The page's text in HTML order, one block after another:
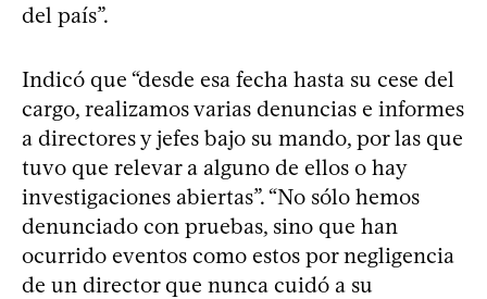
del país”.
Indicó que “desde esa fecha hasta su cese del
cargo, realizamos varias denuncias e informes
a directores y jefes bajo su mando, por las que
tuvo que relevar a alguno de ellos o hay
investigaciones abiertas”. “No sólo hemos
denunciado con pruebas, sino que han
ocurrido eventos como estos por negligencia
de un director que nunca cuidó a su